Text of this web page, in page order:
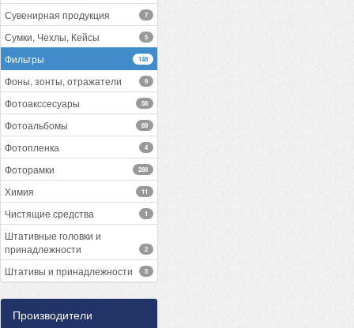
Сувенирная продукция 7
Сумки, Чехлы, Кейсы 5
Фильтры 148
Фоны, зонты, отражатели 9
Фотоакссесуары 58
Фотоальбомы 69
Фотопленка 4
Фоторамки 288
Химия 11
Чистящие средства 1
Штативные головки и
принадлежности
2
Штативы и принадлежности 5
Производители